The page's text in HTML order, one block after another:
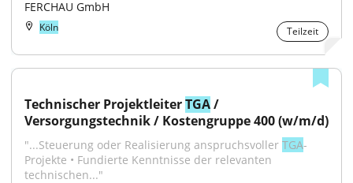
FERCHAU GmbH
Köln Teilzeit
Technischer Projektleiter TGA /
Versorgungstechnik / Kostengruppe 400 (w/m/d)
"...Steuerung oder Realisierung anspruchsvoller TGA-
Projekte • Fundierte Kenntnisse der relevanten
technischen..."